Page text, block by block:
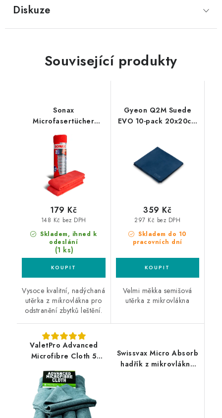
Diskuze
Související produkty
Sonax
Microfasertücher
Aussen 40x40cm 2ks
mikrovláknová utěrka
Skladem, ihned k
odeslání
(1 ks)
148 Kč bez DPH
179 Kč
Vysoce kvalitní, nadýchaná
utěrka z mikrovlákna pro
odstranění zbytků leštění.
Gyeon Q2M Suede
EVO 10-pack 20x20cm
Skladem do 10
pracovních dní
297 Kč bez DPH
359 Kč
Velmi měkka semišová
utěrka z mikrovlákna
ValetPro Advanced
Microfibre Cloth 5
mikrovláknové utěrky
5ks
Swissvax Micro Absorb
hadřík z mikrovlákna